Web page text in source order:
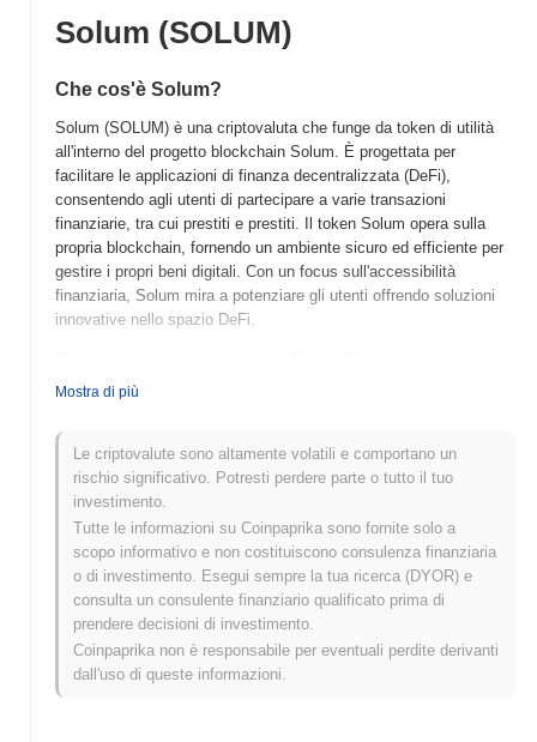
Solum (SOLUM)
Che cos'è Solum?
Solum (SOLUM) è una criptovaluta che funge da token di utilità
all'interno del progetto blockchain Solum. È progettata per
facilitare le applicazioni di finanza decentralizzata (DeFi),
consentendo agli utenti di partecipare a varie transazioni
finanziarie, tra cui prestiti e prestiti. Il token Solum opera sulla
propria blockchain, fornendo un ambiente sicuro ed efficiente per
gestire i propri beni digitali. Con un focus sull'accessibilità
finanziaria, Solum mira a potenziare gli utenti offrendo soluzioni
innovative nello spazio DeFi.
Solum (SOLUM) è stato lanciato nel 2021 ed è sviluppato da un
decentralizzata. Il progetto mira a fornire una piattaforma per
consentire agli utenti di costruire e gestire i propri beni digitali in
modo efficiente. Solum è stato inizialmente quotato su vari
exchange poco dopo il suo lancio, guadagnando attenzione
all'interno della comunità crypto. Il team dietro Solum ha
enfatizzato la trasparenza e l'impegno della comunità come valori
fondamentali, che hanno plasmato il suo sviluppo iniziale e
l'adozione da parte degli utenti.
Cosa ci aspetta per Solum?
Solum (SOLUM) è pronto per significativi progressi mentre
Mostra di più
Le criptovalute sono altamente volatili e comportano un
rischio significativo. Potresti perdere parte o tutto il tuo
investimento.
Tutte le informazioni su Coinpaprika sono fornite solo a
scopo informativo e non costituiscono consulenza finanziaria
o di investimento. Esegui sempre la tua ricerca (DYOR) e
consulta un consulente finanziario qualificato prima di
prendere decisioni di investimento.
Coinpaprika non è responsabile per eventuali perdite derivanti
dall'uso di queste informazioni.